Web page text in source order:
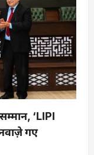
‘LIPI
गए